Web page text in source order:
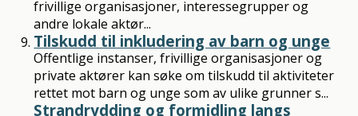
frivillige organisasjoner, interessegrupper og
andre lokale aktør...
Tilskudd til inkludering av barn og unge
Offentlige instanser, frivillige organisasjoner og
private aktører kan søke om tilskudd til aktiviteter
rettet mot barn og unge som av ulike grunner s...
Strandrydding og formidling langs